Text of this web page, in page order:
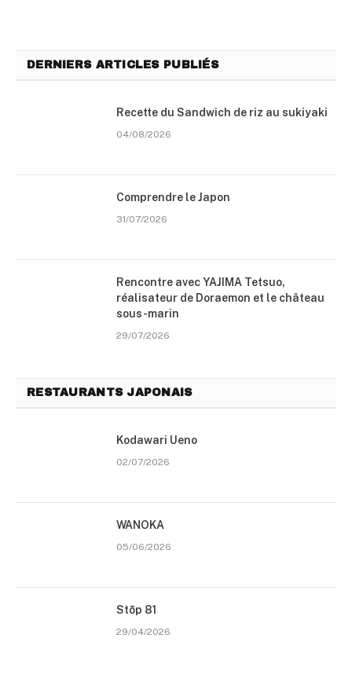
DERNIERS ARTICLES PUBLIÉS
Recette du Sandwich de riz au sukiyaki
04/08/2026
Comprendre le Japon
31/07/2026
Rencontre avec YAJIMA Tetsuo,
réalisateur de Doraemon et le château
sous-marin
29/07/2026
RESTAURANTS JAPONAIS
Kodawari Ueno
02/07/2026
WANOKA
05/06/2026
Stōp 81
29/04/2026